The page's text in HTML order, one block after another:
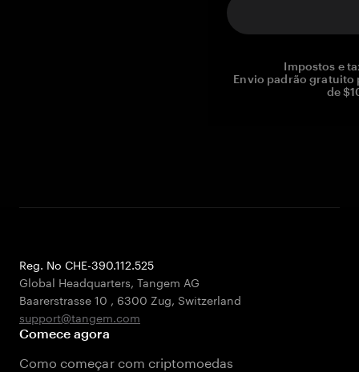
Impostos e
Envio padrão gratuito
de
Reg. No CHE-390.112.525
Global Headquarters, Tangem AG
Baarerstrasse 10 , 6300 Zug, Switzerland
support@tangem.com
Comece agora
Como começar com criptomoedas